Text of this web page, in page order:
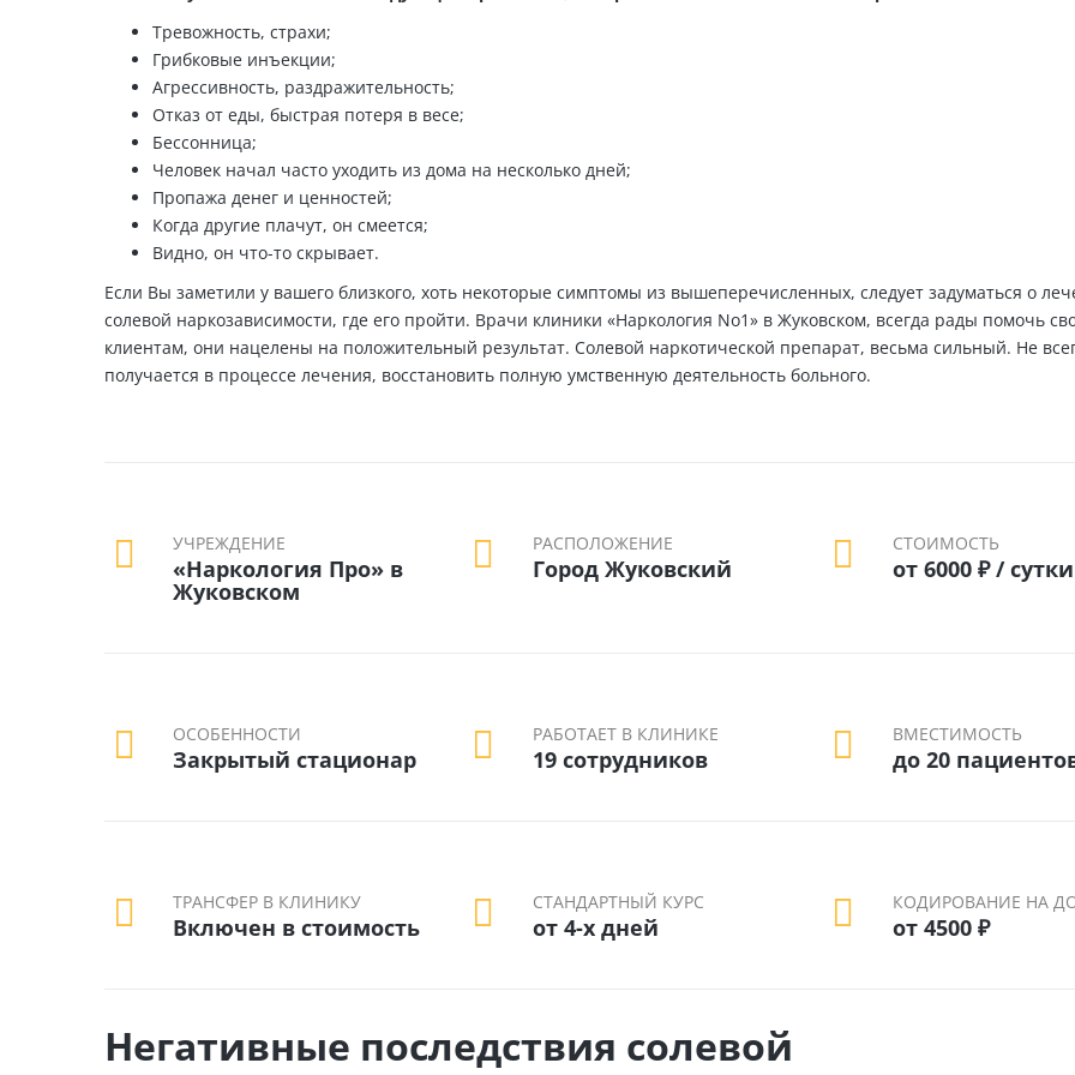
Тревожность, страхи;
Грибковые инъекции;
Агрессивность, раздражительность;
Отказ от еды, быстрая потеря в весе;
Бессонница;
Человек начал часто уходить из дома на несколько дней;
Пропажа денег и ценностей;
Когда другие плачут, он смеется;
Видно, он что-то скрывает.
Если Вы заметили у вашего близкого, хоть некоторые симптомы из вышеперечисленных, следует задуматься о
солевой наркозависимости, где его пройти. Врачи клиники «Наркология No1» в Жуковском, всегда рады помочь
клиентам, они нацелены на положительный результат. Солевой наркотической препарат, весьма сильный. Не
получается в процессе лечения, восстановить полную умственную деятельность больного.
УЧРЕЖДЕНИЕ
«Наркология Про» в
Жуковском
РАСПОЛОЖЕНИЕ
Город Жуковский
СТОИМОСТЬ
от 6000 ₽ / сутки
ОСОБЕННОСТИ
Закрытый стационар
РАБОТАЕТ В КЛИНИКЕ
19 сотрудников
ВМЕСТИМОСТЬ
до 20
ТРАНСФЕР В КЛИНИКУ
Включен в стоимость
СТАНДАРТНЫЙ КУРС
от 4-х дней
КОДИРОВАНИЕ НА
от 4500 ₽
Негативные последствия солевой